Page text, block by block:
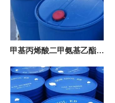
甲基丙烯酸二甲氨基乙酯价
格